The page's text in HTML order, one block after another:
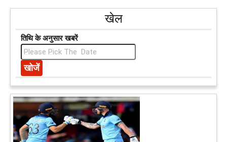
खेल
तिथि के अनुसार खबरें